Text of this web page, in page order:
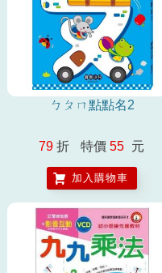
ㄅㄆㄇ點點名2
79 折 特價 55 元
加入購物車